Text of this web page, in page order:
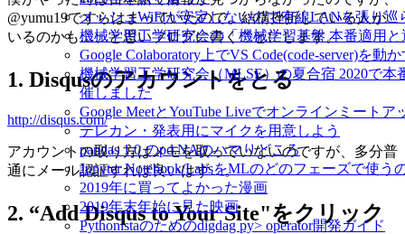
メッシュWiFiが安定しないので有線LANを張り巡
機械学習工学研究会の「機械学習基盤 本番適用
Google Colaboratory上でVS Code(code-server)を動か
機械学習工学研究会（MLSE）の夏合宿 2020で
催しました
Google MeetとYouTube Liveでオンラインミートア
テレカン・発表用にマイクを用意しよう
pandas 1.0 のpd.NAのハマりどころ
Jupyter Notebook/LabsをMLのどのフェーズで使う
2019年に買ってよかった漫画
2019年末年始に見た映画
Pythonistaのためのdigdag py> operator開発ガイド
@yumu19ですらはまっていたので、結構挫折している人が
いるのかも…、と思いブログに書くことにします。
1. Disqusのアカウントをとる
http://disqus.com/
アカウントの取り方はメモを取っていないのですが、多分普
通にメール認証すれば良いはず…。
2. “Add Disqus to Your Site"をクリック